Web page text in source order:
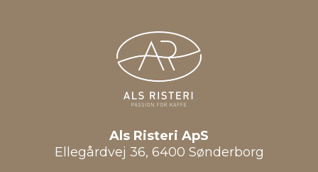
Als Risteri ApS
Ellegårdvej 36, 6400 Sønderborg